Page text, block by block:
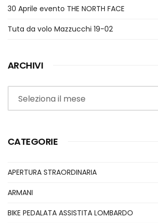
30 Aprile evento THE NORTH FACE
Tuta da volo Mazzucchi 19-02
ARCHIVI
Archivi
CATEGORIE
APERTURA STRAORDINARIA
ARMANI
BIKE PEDALATA ASSISTITA LOMBARDO